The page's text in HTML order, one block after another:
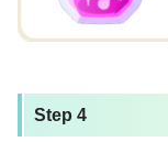
Step 4